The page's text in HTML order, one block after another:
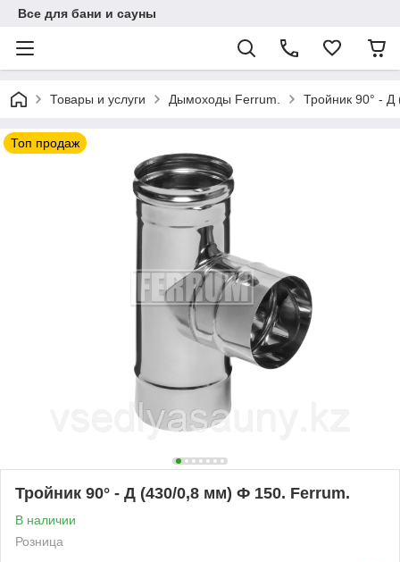
Все для бани и сауны
Товары и услуги Дымоходы Ferrum. Тройник 90° -
Топ продаж
Тройник 90° - Д (430/0,8 мм) Ф 150. Ferrum.
В наличии
Розница